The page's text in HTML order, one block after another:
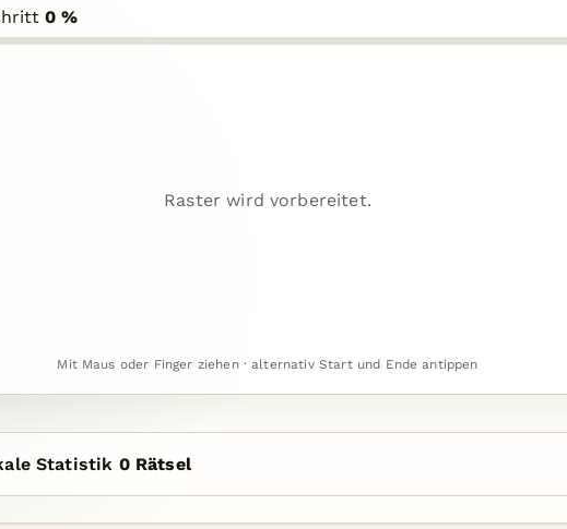
0 %
Raster wird vorbereitet.
Mit Maus oder Finger ziehen · alternativ Start und Ende antippen
Statistik 0 Rätsel